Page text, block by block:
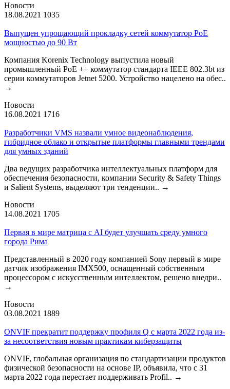
Новости
18.08.2021 1035
Выпущен упрощающий прокладку сетей коммутатор PoE
мощностью до 90 Вт
Компания Korenix Technology выпустила новый
промышленный PoE ++ коммутатор стандарта IEEE 802.3bt из
серии коммутаторов Jetnet 5200. Устройство нацелено на обес..
→
Новости
16.08.2021 1716
Разработчики VMS назвали умное видеонаблюдения,
гибридное облако и открытые платформы главными трендами
для умных зданий
Два ведущих разработчика интеллектуальных платформ для
обеспечения безопасности, компании Security & Safety Things
и Salient Systems, выделяют три тенденции.. →
Новости
14.08.2021 1705
Первая в мире матрица с AI будет улучшать среду умного
города Рима
Представленный в 2020 году компанией Sony первый в мире
датчик изображения IMX500, оснащенный собственным
процессором с искусственным интеллектом, решено внедри..
→
Новости
03.08.2021 1889
ONVIF прекратит поддержку профиля Q с марта 2022 года из-
за несоответствия новым практикам киберзащиты
ONVIF, глобальная организация по стандартизации продуктов
физической безопасности на основе IP, объявила, что с 31
марта 2022 года перестает поддерживать Profil.. →